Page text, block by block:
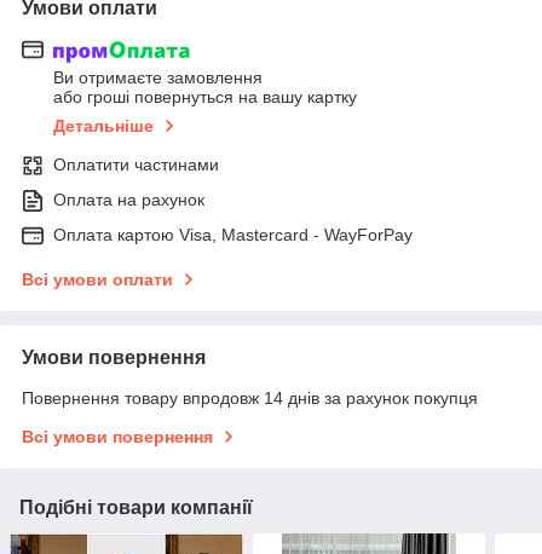
Умови оплати
Ви отримаєте замовлення
або гроші повернуться на вашу картку
Детальніше
Оплатити частинами
Оплата на рахунок
Оплата картою Visa, Mastercard - WayForPay
Всі умови оплати
Умови повернення
Повернення товару впродовж 14 днів за рахунок покупця
Всі умови повернення
Подібні товари компанії